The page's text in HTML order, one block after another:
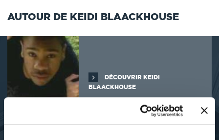
AUTOUR DE KEIDI BLAACKHOUSE
DÉCOUVRIR KEIDI
BLAACKHOUSE